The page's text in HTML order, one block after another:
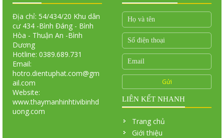
Địa chỉ: 54/434/20 Khu dân
cư 434 -Bình Đáng - Bình
Hòa - Thuận An -Bình
Dương
Hotline: 0389.689.731
Email:
hotro.dientuphat.com@gm
ail.com
Website:
www.thaymanhinhtivibinhd
uong.com
LIÊN KẾT NHANH
Trang chủ
Giới thiệu